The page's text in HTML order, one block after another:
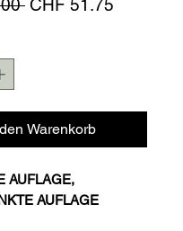
CHF 51.75
Warenkorb
AUFLAGE,
AUFLAGE